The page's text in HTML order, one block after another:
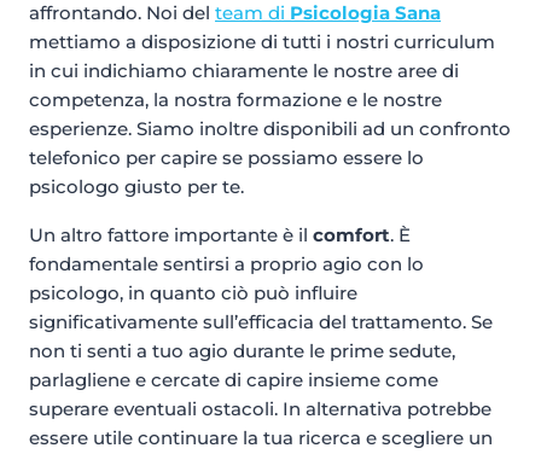
affrontando. Noi del team di Psicologia Sana
mettiamo a disposizione di tutti i nostri curriculum
in cui indichiamo chiaramente le nostre aree di
competenza, la nostra formazione e le nostre
esperienze. Siamo inoltre disponibili ad un confronto
telefonico per capire se possiamo essere lo
psicologo giusto per te.
Un altro fattore importante è il comfort. È
fondamentale sentirsi a proprio agio con lo
psicologo, in quanto ciò può influire
significativamente sull’efficacia del trattamento. Se
non ti senti a tuo agio durante le prime sedute,
parlagliene e cercate di capire insieme come
superare eventuali ostacoli. In alternativa potrebbe
essere utile continuare la tua ricerca e scegliere un